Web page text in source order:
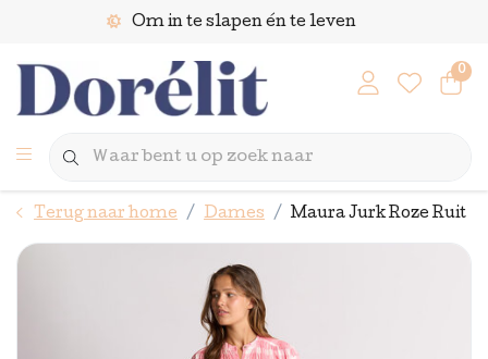
Om in te slapen én te leven
0
Terug naar home Dames Maura Jurk Roze Ruit